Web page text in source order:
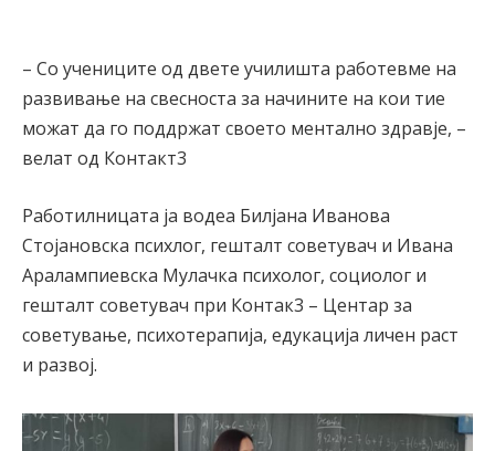
– Со учениците од двете училишта работевме на
развивање на свесноста за начините на кои тие
можат да го поддржат своето ментално здравје, –
велат од Контакт3
Работилницата ја водеа Билјана Иванова
Стојановска психлог, гешталт советувач и Ивана
Аралампиевска Мулачка психолог, социолог и
гешталт советувач при Контак3 – Центар за
советување, психотерапија, едукација личен раст
и развој.